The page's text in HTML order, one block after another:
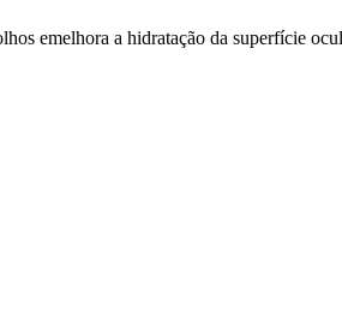
emelhora a hidratação da superfície